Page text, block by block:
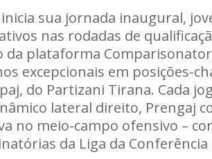
sua jornada inaugural,
nas rodadas de
plataforma
excepcionais em posições-
do Partizani Tirana. Cada
lateral direito, Prengaj
no meio-campo ofensivo –
da Liga da Conferência